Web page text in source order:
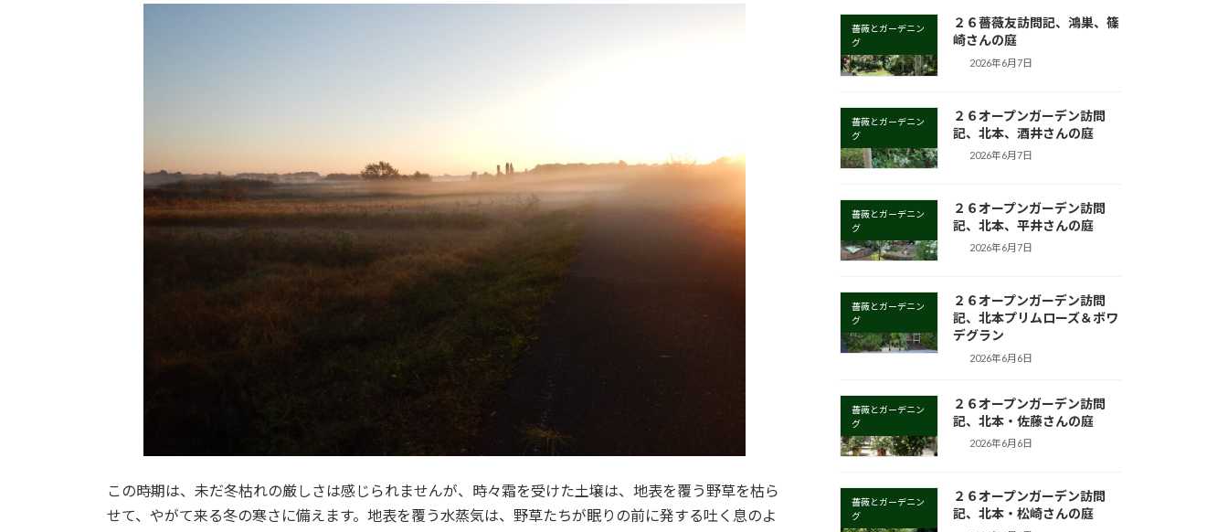
この時期は、未だ冬枯れの厳しさは感じられませんが、時々霜を受けた土壌は、地表を覆う野草を枯ら
せて、やがて来る冬の寒さに備えます。地表を覆う水蒸気は、野草たちが眠りの前に発する吐く息のよ
薔薇とガーデニン
グ
２６薔薇友訪問記、鴻巣、篠
崎さんの庭
2026年6月7日
薔薇とガーデニン
グ
２６オープンガーデン訪問
記、北本、酒井さんの庭
2026年6月7日
薔薇とガーデニン
グ
２６オープンガーデン訪問
記、北本、平井さんの庭
2026年6月7日
薔薇とガーデニン
グ
２６オープンガーデン訪問
記、北本プリムローズ＆ボワ
デグラン
2026年6月6日
薔薇とガーデニン
グ
２６オープンガーデン訪問
記、北本・佐藤さんの庭
2026年6月6日
薔薇とガーデニン
グ
２６オープンガーデン訪問
記、北本・松崎さんの庭